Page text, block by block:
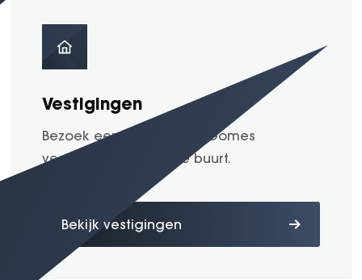
Vestigingen
Bezoek een van de vele Gomes
vestigingen bij u in de buurt.
Bekijk vestigingen